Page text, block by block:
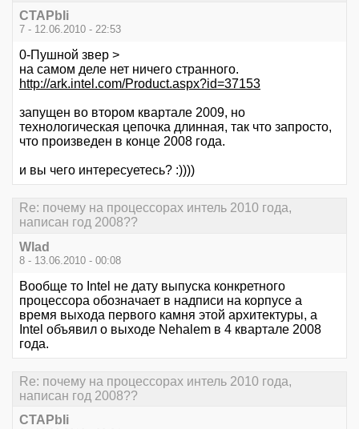
CTAPbIi
7 - 12.06.2010 - 22:53
0-Пушной звер >
на самом деле нет ничего странного.
http://ark.intel.com/Product.aspx?id=37153
запущен во втором квартале 2009, но
технологическая цепочка длинная, так что запросто,
что произведен в конце 2008 года.
и вы чего интересуетесь? :))))
Re: почему на процессорах интель 2010 года,
написан год 2008??
Wlad
8 - 13.06.2010 - 00:08
Вообще то Intel не дату выпуска конкретного
процессора обозначает в надписи на корпусе а
время выхода первого камня этой архитектуры, а
Intel объявил о выходе Nehalem в 4 квартале 2008
года.
Re: почему на процессорах интель 2010 года,
написан год 2008??
CTAPbIi